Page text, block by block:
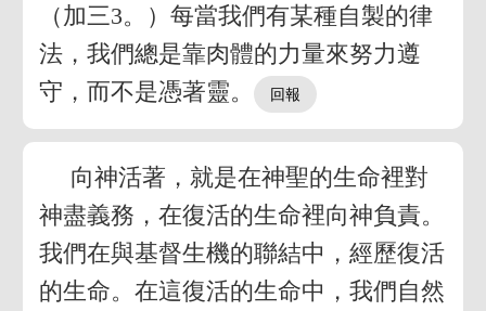
（加三3。）每當我們有某種自製的律
法，我們總是靠肉體的力量來努力遵
守，而不是憑著靈。
向神活著，就是在神聖的生命裡對
神盡義務，在復活的生命裡向神負責。
我們在與基督生機的聯結中，經歷復活
的生命。在這復活的生命中，我們自然